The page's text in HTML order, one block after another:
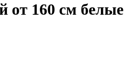
от 160 см белые